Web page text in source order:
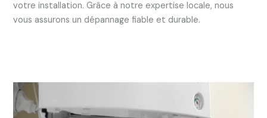
votre installation. Grâce à notre expertise locale, nous
vous assurons un dépannage fiable et durable.